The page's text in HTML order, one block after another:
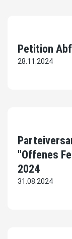
Petition
28.11.2024
"Offenes
2024
31.08.2024